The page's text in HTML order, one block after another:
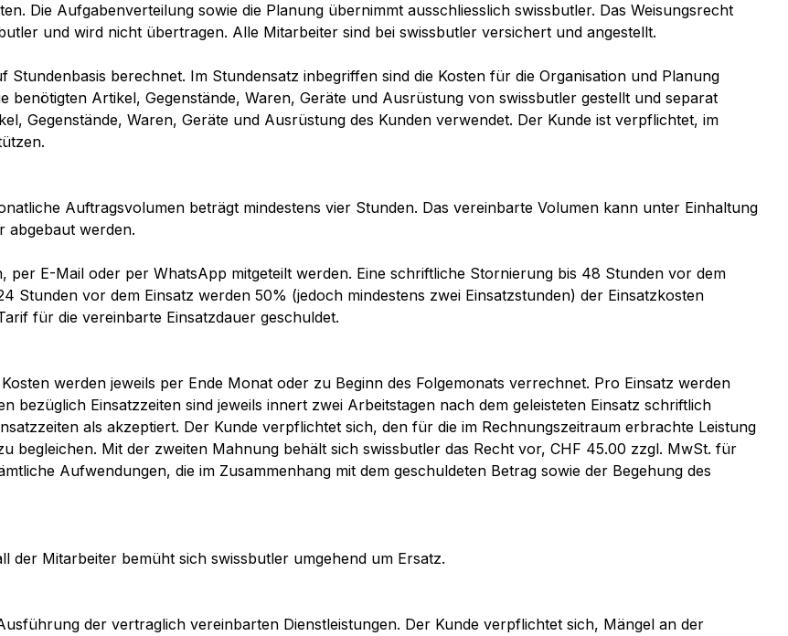
Die Aufgabenverteilung sowie die Planung übernimmt ausschliesslich swissbutler. Das Weisungsrecht
und wird nicht übertragen. Alle Mitarbeiter sind bei swissbutler versichert und angestellt.
berechnet. Im Stundensatz inbegriffen sind die Kosten für die Organisation und Planung
Artikel, Gegenstände, Waren, Geräte und Ausrüstung von swissbutler gestellt und separat
Gegenstände, Waren, Geräte und Ausrüstung des Kunden verwendet. Der Kunde ist verpflichtet, im
Auftragsvolumen beträgt mindestens vier Stunden. Das vereinbarte Volumen kann unter Einhaltung
abgebaut werden.
E-Mail oder per WhatsApp mitgeteilt werden. Eine schriftliche Stornierung bis 48 Stunden vor dem
Stunden vor dem Einsatz werden 50% (jedoch mindestens zwei Einsatzstunden) der Einsatzkosten
für die vereinbarte Einsatzdauer geschuldet.
werden jeweils per Ende Monat oder zu Beginn des Folgemonats verrechnet. Pro Einsatz werden
bezüglich Einsatzzeiten sind jeweils innert zwei Arbeitstagen nach dem geleisteten Einsatz schriftlich
als akzeptiert. Der Kunde verpflichtet sich, den für die im Rechnungszeitraum erbrachte Leistung
begleichen. Mit der zweiten Mahnung behält sich swissbutler das Recht vor, CHF 45.00 zzgl. MwSt. für
Aufwendungen, die im Zusammenhang mit dem geschuldeten Betrag sowie der Begehung des
der Mitarbeiter bemüht sich swissbutler umgehend um Ersatz.
der vertraglich vereinbarten Dienstleistungen. Der Kunde verpflichtet sich, Mängel an der